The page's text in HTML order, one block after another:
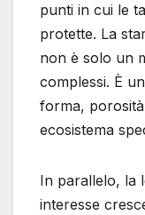
punti in cui le
protette. La
non è solo un
complessi. È
forma,
ecosistema
In parallelo, la
interesse